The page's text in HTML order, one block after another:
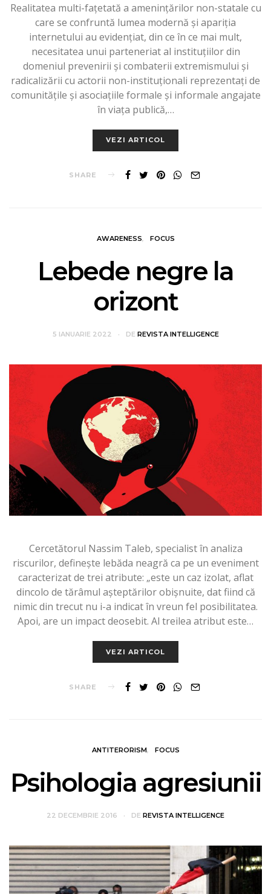
Realitatea multi-fațetată a amenințărilor non-statale cu
care se confruntă lumea modernă și apariția
internetului au evidențiat, din ce în ce mai mult,
necesitatea unui parteneriat al instituțiilor din
domeniul prevenirii și combaterii extremismului și
radicalizării cu actorii non-instituționali reprezentați de
comunitățile și asociațiile formale și informale angajate
în viața publică,…
VEZI ARTICOL
SHARE
AWARENESS FOCUS
Lebede negre la
orizont
5 IANUARIE 2022 DE REVISTA INTELLIGENCE
Cercetătorul Nassim Taleb, specialist în analiza
riscurilor, definește lebăda neagră ca pe un eveniment
caracterizat de trei atribute: „este un caz izolat, aflat
dincolo de tărâmul așteptărilor obișnuite, dat fiind că
nimic din trecut nu i-a indicat în vreun fel posibilitatea.
Apoi, are un impact deosebit. Al treilea atribut este…
VEZI ARTICOL
SHARE
ANTITERORISM FOCUS
Psihologia agresiunii
22 DECEMBRIE 2016 DE REVISTA INTELLIGENCE